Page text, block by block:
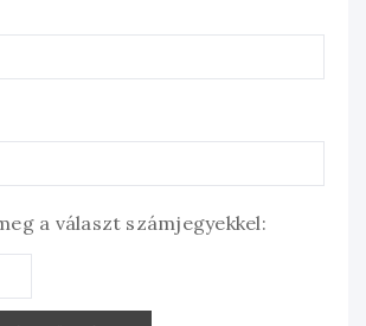
a választ számjegyekkel: